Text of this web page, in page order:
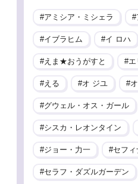
アミシア・ミシェラ
イブラヒム イ ロハ
えま★おうがすと エ
える オ ジユ
グウェル・オス・ガール
シスカ・レオンタイン
ジョー・力一 セフィ
セラフ・ダズルガーデン